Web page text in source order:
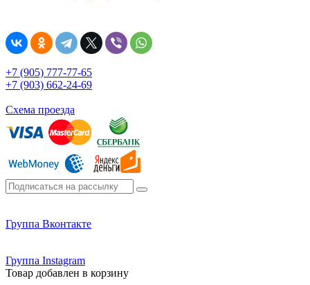
+7 (905) 777-77-65
+7 (903) 662-24-69
Схема проезда
Группа Вконтакте
Группа Instagram
Товар добавлен в корзину